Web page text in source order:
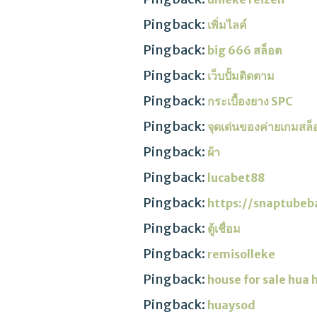
Pingback: เพิ่มไลค์
Pingback: big 666 สล็อต
Pingback: เว็บปั้มติดตาม
Pingback: กระเบื้องยาง SPC
Pingback: จุดเด่นของค่ายเกมส
Pingback: ผ้า
Pingback: lucabet88
Pingback: https://
Pingback: ตู้เชื่อม
Pingback: remisolleke
Pingback: house for sale hua
Pingback: huaysod